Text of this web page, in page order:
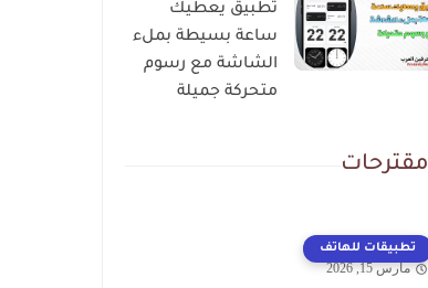
تطبيق يعطيك
ساعة بسيطة بملء
الشاشة مع رسوم
متحركة جميلة
مقترحات
تطبيقات للهاتف
مارس 15, 2026